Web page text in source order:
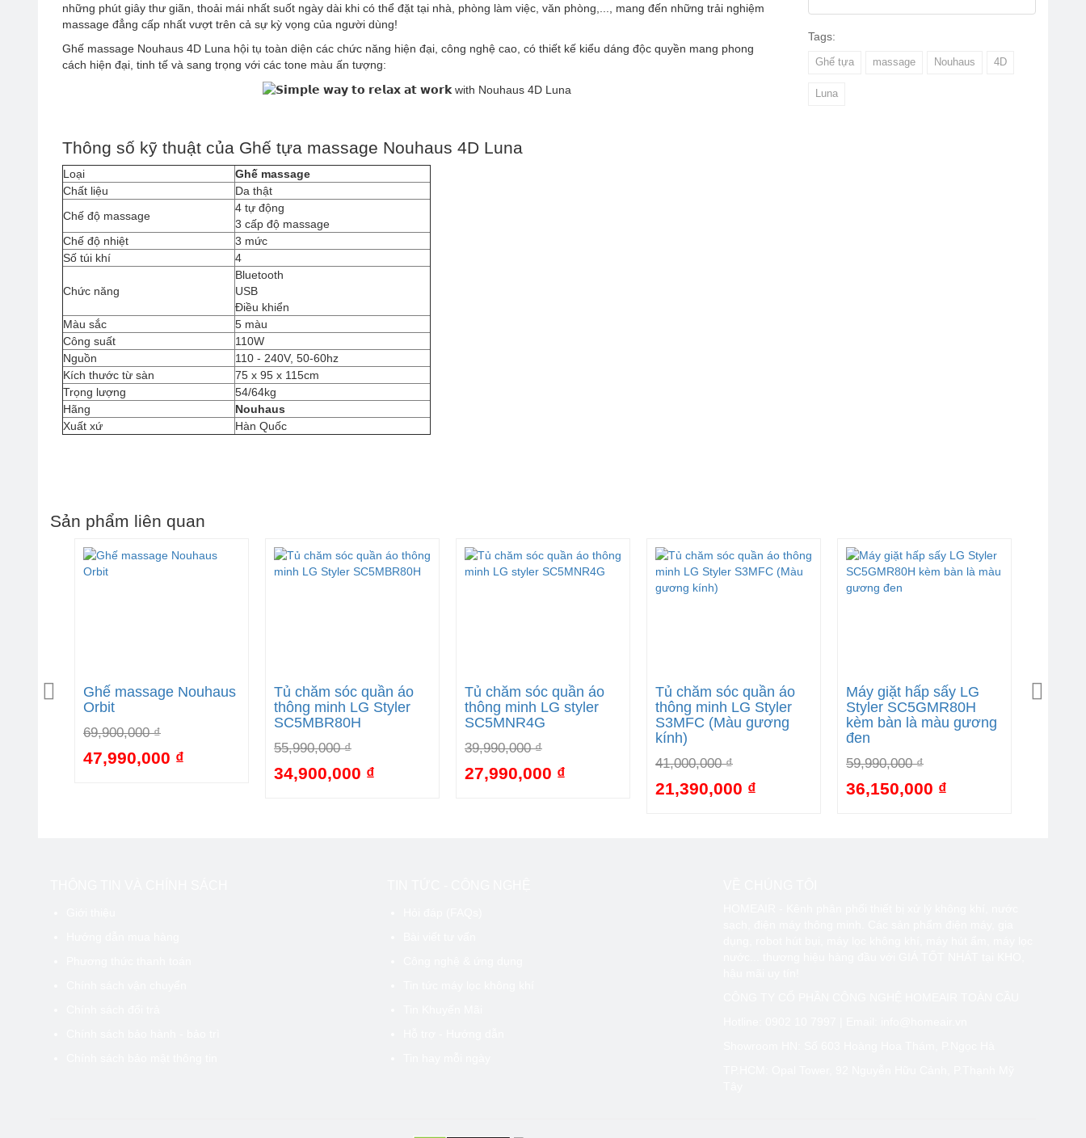
những phút giây thư giãn, thoải mái nhất suốt ngày dài khi có thể đặt tại nhà, phòng làm việc, văn phòng,..., mang đến những trải nghiệm
massage đẳng cấp nhất vượt trên cả sự kỳ vọng của người dùng!
Ghế massage Nouhaus 4D Luna hội tụ toàn diện các chức năng hiện đại, công nghệ cao, có thiết kế kiểu dáng độc quyền mang phong
cách hiện đại, tinh tế và sang trọng với các tone màu ấn tượng:
Thông số kỹ thuật của Ghế tựa massage Nouhaus 4D Luna
Loại
Ghế massage
Chất liệu
Da thật
Chế độ massage
4 tự động
3 cấp độ massage
Chế độ nhiệt
3 mức
Số túi khí
4
Chức năng
Bluetooth
USB
Điều khiển
Màu sắc
5 màu
Công suất
110W
Nguồn
110 - 240V, 50-60hz
Kích thước từ sàn
75 x 95 x 115cm
Trọng lượng
54/64kg
Hãng
Nouhaus
Xuất xứ
Hàn Quốc
Tags:
Ghế tựa massage Nouhaus 4D
Luna
Sản phẩm liên quan
Ghế massage Nouhaus
Orbit
69,900,000 ₫
47,990,000 ₫
Tủ chăm sóc quần áo
thông minh LG Styler
SC5MBR80H
55,990,000 ₫
34,900,000 ₫
Tủ chăm sóc quần áo
thông minh LG styler
SC5MNR4G
39,990,000 ₫
27,990,000 ₫
Tủ chăm sóc quần áo
thông minh LG Styler
S3MFC (Màu gương
kính)
41,000,000 ₫
21,390,000 ₫
Máy giặt hấp sấy LG
Styler SC5GMR80H
kèm bàn là màu gương
đen
59,990,000 ₫
36,150,000 ₫